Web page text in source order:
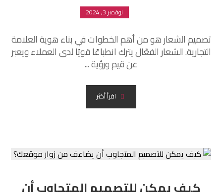
نوفمبر 3, 2024
تصميم الشعار هو من أهم الخطوات في بناء هوية العلامة
التجارية. الشعار الفعّال يترك انطباعًا قويًا لدى العملاء ويعبر
عن قيم ورؤية ...
اقرأ أكثر